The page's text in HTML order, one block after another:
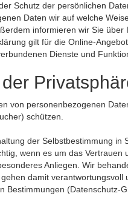
Schutz der persönlichen
Daten wir auf welche
informieren wir Sie
gilt für die Online-
Dienste und
von personenbezogenen
schützen.
der Selbstbestimmung
wenn es um das
Anliegen. Wir
damit
Bestimmungen (Datenschutz-